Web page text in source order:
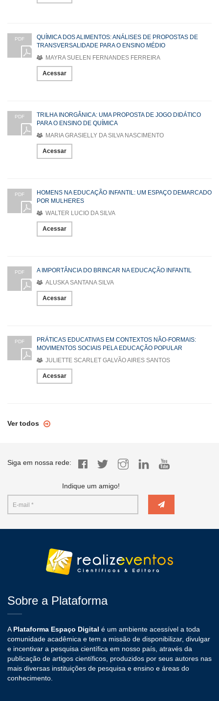
PDF
QUÍMICA DOS ALIMENTOS: ANÁLISES DE PROPOSTAS DE
TRANSVERSALIDADE PARA O ENSINO MÉDIO
MAYRA SUELEN FERNANDES FERREIRA
Acessar
PDF
TRILHA INORGÂNICA: UMA PROPOSTA DE JOGO DIDÁTICO
PARA O ENSINO DE QUÍMICA
MARIA GRASIELLY DA SILVA NASCIMENTO
Acessar
PDF
HOMENS NA EDUCAÇÃO INFANTIL: UM ESPAÇO DEMARCADO
POR MULHERES
WALTER LUCIO DA SILVA
Acessar
PDF
A IMPORTÂNCIA DO BRINCAR NA EDUCAÇÃO INFANTIL
ALUSKA SANTANA SILVA
Acessar
PDF
PRÁTICAS EDUCATIVAS EM CONTEXTOS NÃO-FORMAIS:
MOVIMENTOS SOCIAIS PELA EDUCAÇÃO POPULAR
JULIETTE SCARLET GALVÃO AIRES SANTOS
Acessar
Ver todos
Siga em nossa rede:
Indique um amigo!
Sobre a Plataforma
APlataforma Espaço Digital é um ambiente acessível a toda
comunidade acadêmica e tem a missão de disponibilizar, divulgar
e incentivar a pesquisa científica em nosso país, através da
publicação de artigos científicos, produzidos por seus autores nas
mais diversas instituições de pesquisa e ensino e áreas do
conhecimento.